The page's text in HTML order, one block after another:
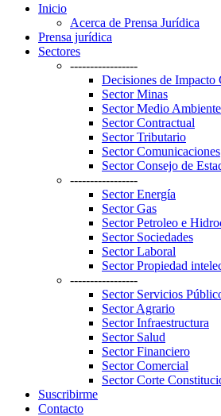
Inicio
Acerca de Prensa Jurídica
Prensa jurídica
Sectores
-----------------
Decisiones de Impacto
Sector Minas
Sector Medio Ambiente
Sector Contractual
Sector Tributario
Sector Comunicaciones
Sector Consejo de
-----------------
Sector Energía
Sector Gas
Sector Petroleo e
Sector Sociedades
Sector Laboral
Sector Propiedad
-----------------
Sector Servicios
Sector Agrario
Sector Infraestructura
Sector Salud
Sector Financiero
Sector Comercial
Sector Corte
Suscribirme
Contacto